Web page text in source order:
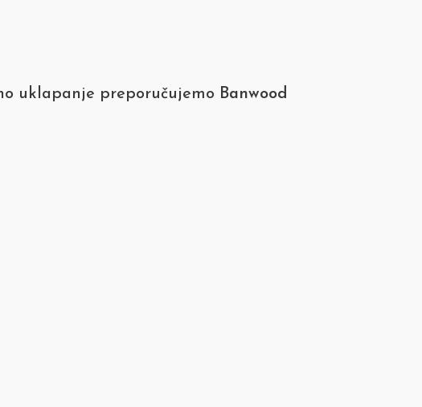
uklapanje preporučujemo Banwood